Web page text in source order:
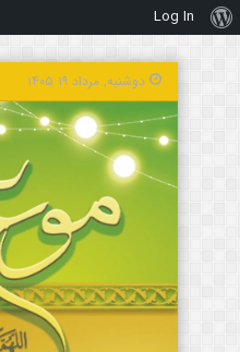
درباره
وردپرس
Log In
دوشنبه, مرداد ۱۹ ۱۴۰۵